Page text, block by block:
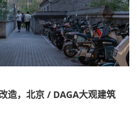
造，北京 / DAGA大观建筑